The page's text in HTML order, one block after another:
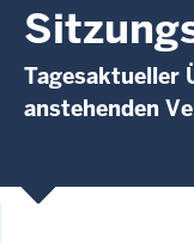
Tagesaktueller
anstehenden